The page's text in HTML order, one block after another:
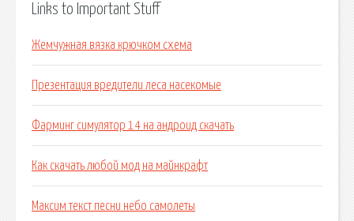
Links to Important Stuff
Жемчужная вязка крючком схема
Презентация вредители леса насекомые
Фарминг симулятор 14 на андроид скачать
Как скачать любой мод на майнкрафт
Максим текст песни небо самолеты